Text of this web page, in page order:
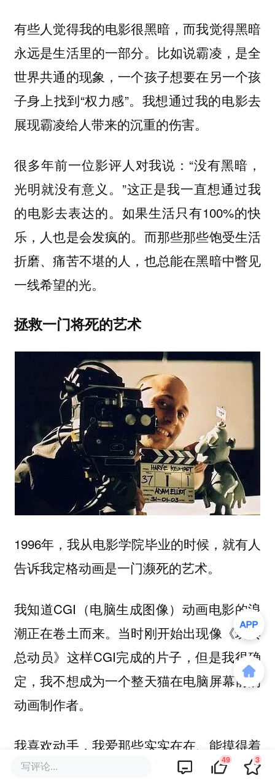
有些人觉得我的电影很黑暗，而我觉得黑暗
永远是生活里的一部分。比如说霸凌，是全
世界共通的现象，一个孩子想要在另一个孩
子身上找到“权力感”。我想通过我的电影去
展现霸凌给人带来的沉重的伤害。
很多年前一位影评人对我说：“没有黑暗，
光明就没有意义。”这正是我一直想通过我
的电影去表达的。如果生活只有100%的快
乐，人也是会发疯的。而那些那些饱受生活
折磨、痛苦不堪的人，也总能在黑暗中瞥见
一线希望的光。
拯救一门将死的艺术
1996年，我从电影学院毕业的时候，就有人
告诉我定格动画是一门濒死的艺术。
我知道CGI（电脑生成图像）动画电影的浪
潮正在卷土而来。当时刚开始出现像《玩具
总动员》这样CGI完成的片子，但是我很确
定，我不想成为一个整天猫在电脑屏幕前的
动画制作者。
我喜欢动手，我爱那些实实在在、能摸得着
的东西。我喜欢抓起一团黏土，在指间揉捏
写评论... 49 3